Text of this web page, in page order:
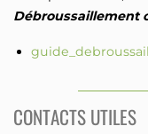
Débroussaillement
CONTACTS UTILES